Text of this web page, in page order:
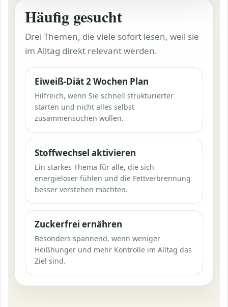
Häufig gesucht
Drei Themen, die viele sofort lesen, weil sie
im Alltag direkt relevant werden.
Eiweiß-Diät 2 Wochen Plan
Hilfreich, wenn Sie schnell strukturierter
starten und nicht alles selbst
zusammensuchen wollen.
Stoffwechsel aktivieren
Ein starkes Thema für alle, die sich
energieloser fühlen und die Fettverbrennung
besser verstehen möchten.
Zuckerfrei ernähren
Besonders spannend, wenn weniger
Heißhunger und mehr Kontrolle im Alltag das
Ziel sind.